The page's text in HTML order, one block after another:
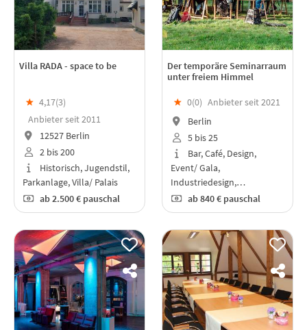
Villa RADA - space to be
★ 4,17(3)
Anbieter seit 2011
12527 Berlin
2 bis 200
Historisch, Jugendstil,
Parkanlage, Villa/ Palais
ab2.500 € pauschal
Der temporäre Seminarraum
unter freiem Himmel
★ 0(0) Anbieter seit 2021
Berlin
5 bis 25
Bar, Café, Design,
Event/ Gala,
Industriedesign,…
ab840 € pauschal